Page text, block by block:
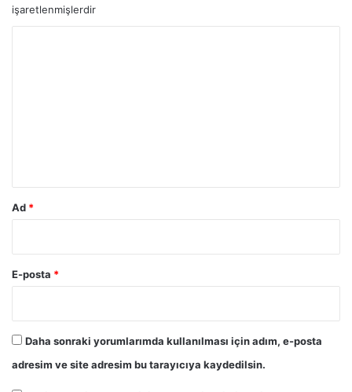
işaretlenmişlerdir
Ad *
E-posta *
Daha sonraki yorumlarımda kullanılması için adım, e-posta
adresim ve site adresim bu tarayıcıya kaydedilsin.